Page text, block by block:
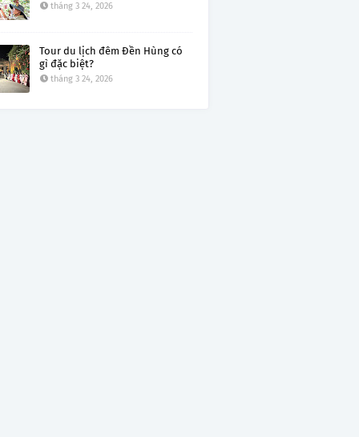
tháng 3 24, 2026
Tour du lịch đêm Đền Hùng có
gì đặc biệt?
tháng 3 24, 2026